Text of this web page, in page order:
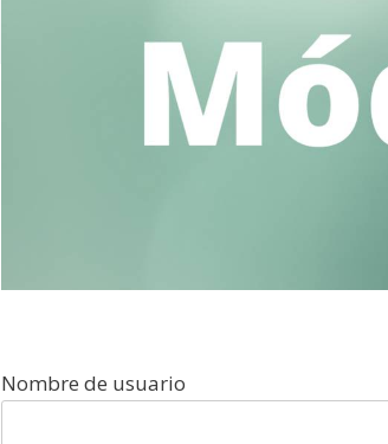
Nombre de usuario